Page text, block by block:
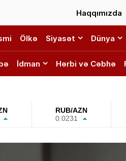
Haqqımızda
Ölkə Siyasət Dünya
İdman Hərbi və Cəbhə
RUB/AZN
0.0231